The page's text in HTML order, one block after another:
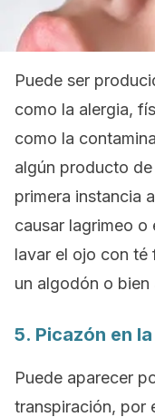
Puede ser
como la alergia,
como la
algún producto
primera instancia
causar lagrimeo o
lavar el ojo con té
un algodón o bien
5. Picazón en
Puede aparecer
transpiración, por